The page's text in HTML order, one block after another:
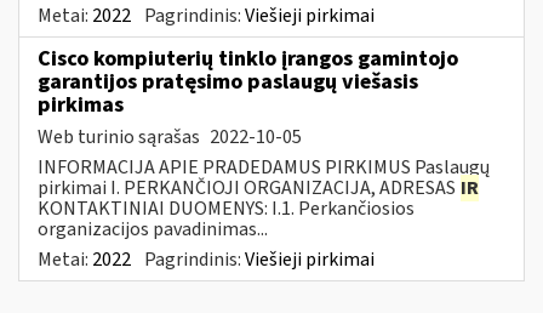
Metai: 2022 Pagrindinis:Viešieji pirkimai
Cisco kompiuterių tinklo įrangos gamintojo
garantijos pratęsimo paslaugų viešasis
pirkimas
Web turinio sąrašas 2022-10-05
INFORMACIJA APIE PRADEDAMUS PIRKIMUS Paslaugų
pirkimai I. PERKANČIOJI ORGANIZACIJA, ADRESAS IR
KONTAKTINIAI DUOMENYS: I.1. Perkančiosios
organizacijos pavadinimas...
Metai: 2022 Pagrindinis:Viešieji pirkimai